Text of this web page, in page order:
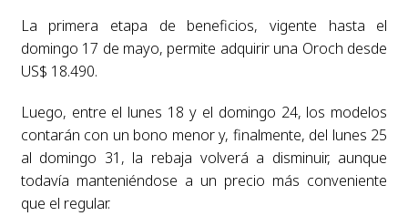
La primera etapa de beneficios, vigente hasta el
domingo 17 de mayo, permite adquirir una Oroch desde
US$ 18.490.
Luego, entre el lunes 18 y el domingo 24, los modelos
contarán con un bono menor y, finalmente, del lunes 25
al domingo 31, la rebaja volverá a disminuir, aunque
todavía manteniéndose a un precio más conveniente
que el regular.